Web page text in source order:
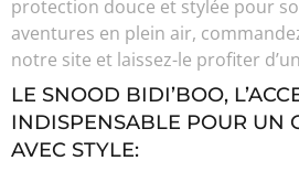
protection douce et stylée pour
aventures en plein air,
notre site et laissez-le profiter
LE SNOOD BIDI’BOO,
INDISPENSABLE POUR UN
AVEC STYLE: